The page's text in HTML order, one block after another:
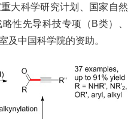
科学研究计划、国家自然
性先导科技专项（B类）、
及中国科学院的资助。